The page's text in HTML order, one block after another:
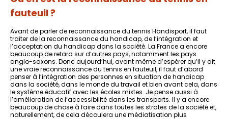
fauteuil ?
Avant de parler de reconnaissance du tennis Handisport, il faut
traiter de la reconnaissance du handicap, de l’intégration et
l’acceptation du handicap dans la société. La France a encore
beaucoup de retard sur d’autres pays, notamment les pays
anglo-saxons. Donc aujourd’hui, avant même d’espérer qu’il y ait
une vraie reconnaissance du tennis en fauteuil, il faut d’abord
penser à l’intégration des personnes en situation de handicap
dans la société, dans le monde du travail et bien avant cela, dans
le système éducatif avec les écoles mixtes. Je pense aussi à
l’amélioration de l’accessibilité dans les transports. Il y a encore
beaucoup de chose à faire dans toutes les strates de la société et,
naturellement, de cela découlera une médiatisation plus